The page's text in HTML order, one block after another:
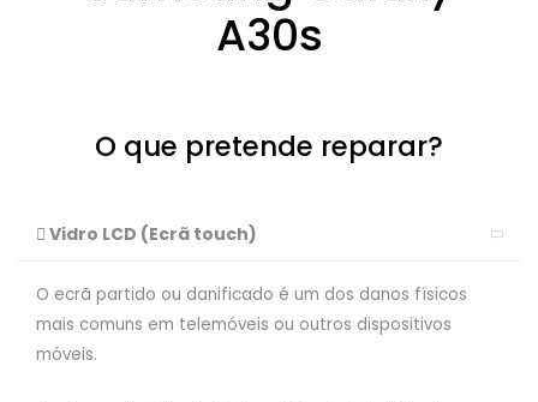
A30s
O que pretende reparar?
Vidro LCD (Ecrã touch)
O ecrã partido ou danificado é um dos danos físicos
mais comuns em telemóveis ou outros dispositivos
móveis.